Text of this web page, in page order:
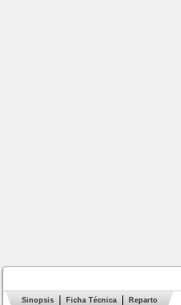
Sinopsis Ficha Técnica Reparto